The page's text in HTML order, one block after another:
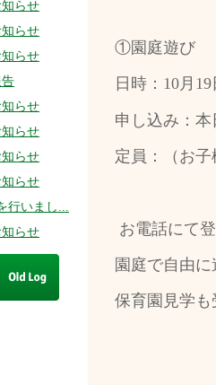
らせ
らせ
らせ
らせ
らせ
らせ
らせ
行いまし...
らせ
①園庭遊び
日時：10月
申し込み：
定員：（お
お電話にて
園庭で自由
保育園見学